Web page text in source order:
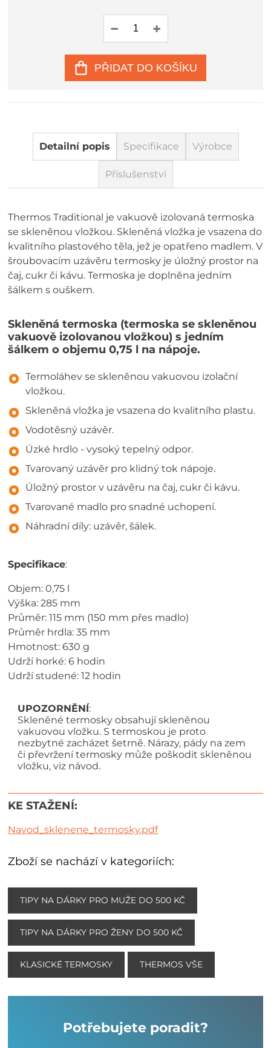
PŘIDAT DO KOŠÍKU
Detailní popis Specifikace Výrobce
Příslušenství
Thermos Traditional je vakuově izolovaná termoska
se skleněnou vložkou. Skleněná vložka je vsazena do
kvalitního plastového těla, jež je opatřeno madlem. V
šroubovacím uzávěru termosky je úložný prostor na
čaj, cukr či kávu. Termoska je doplněna jedním
šálkem s ouškem.
Skleněná termoska (termoska se skleněnou
vakuově izolovanou vložkou) s jedním
šálkem o objemu 0,75 l na nápoje.
Termoláhev se skleněnou vakuovou izolační
vložkou.
Skleněná vložka je vsazena do kvalitního plastu.
Vodotěsný uzávěr.
Úzké hrdlo - vysoký tepelný odpor.
Tvarovaný uzávěr pro klidný tok nápoje.
Úložný prostor v uzávěru na čaj, cukr či kávu.
Tvarované madlo pro snadné uchopení.
Náhradní díly: uzávěr, šálek.
Specifikace:
Objem: 0,75 l
Výška: 285 mm
Průměr: 115 mm (150 mm přes madlo)
Průměr hrdla: 35 mm
Hmotnost: 630 g
Udrží horké: 6 hodin
Udrží studené: 12 hodin
UPOZORNĚNÍ:
Skleněné termosky obsahují skleněnou
vakuovou vložku. S termoskou je proto
nezbytné zacházet šetrně. Nárazy, pády na zem
či převržení termosky může poškodit skleněnou
vložku, viz návod.
KE STAŽENÍ:
Navod_sklenene_termosky.pdf
Zboží se nachází v kategoriích:
TIPY NA DÁRKY PRO MUŽE DO 500 KČ
TIPY NA DÁRKY PRO ŽENY DO 500 KČ
KLASICKÉ TERMOSKY THERMOS VŠE
Potřebujete poradit?